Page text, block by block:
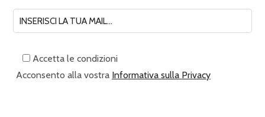
Accetta le condizioni
Acconsento alla vostra Informativa sulla Privacy